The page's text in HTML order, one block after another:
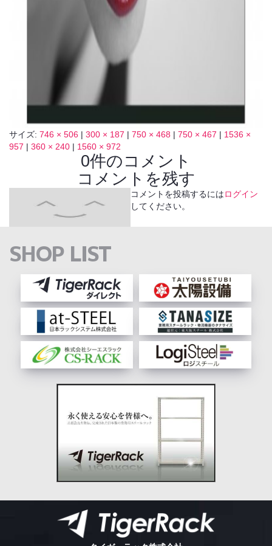
サイズ: 746 × 506 | 300 × 187 | 750 × 468 | 750 × 467 | 1536 ×
957 | 360 × 240 | 1560 × 972
0件のコメント
コメントを残す
コメントを投稿するにはログイン
してください。
SHOP LIST